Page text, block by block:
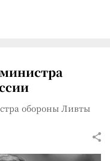
обороны Ливты